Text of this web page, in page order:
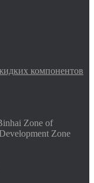
компонентов
Zone of
Zone